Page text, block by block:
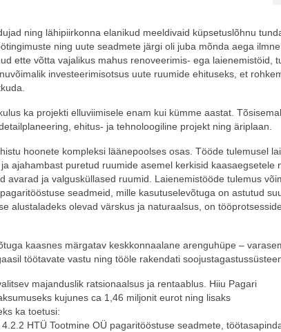
ning lähipiirkonna elanikud meeldivaid küpsetuslõhnu
ning uute seadmete järgi oli juba mõnda aega
ette võtta vajalikus mahus renoveerimis- ega laienemistöid,
investeerimisotsus uute ruumide ehituseks, et
ka projekti elluviimisele enam kui kümme aastat.
ehitus- ja tehnoloogiline projekt ning äriplaan.
hoonete kompleksi läänepoolses osas. Tööde tulemusel
ajahambast puretud ruumide asemel kerkisid kaasaegsetele
ja valgusküllased ruumid. Laienemistööde tulemus
seadmeid, mille kasutuselevõtuga on astutud
alustaladeks olevad värskus ja naturaalsus, on
kaasnes märgatav keskkonnaalane arenguhüpe –
töötavate vastu ning tööle rakendati
majanduslik ratsionaalsus ja rentaablus. Hiiu Pagari
kujunes ca 1,46 miljonit eurot ning lisaks
ka toetusi:
HTÜ Tootmine OÜ pagaritööstuse seadmete,